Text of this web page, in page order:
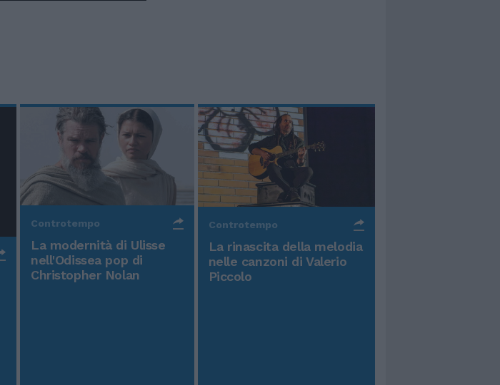
Controtempo
La modernità di Ulisse
nell'Odissea pop di
Christopher Nolan
Controtempo
La rinascita della melodia
nelle canzoni di Valerio
Piccolo